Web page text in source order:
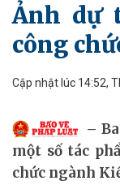
Ảnh dự
công
Cập nhật lúc 14:52,
một số tác
chức ngành